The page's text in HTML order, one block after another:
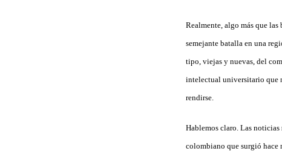
Realmente, algo más que
semejante batalla en una
tipo, viejas y nuevas, del
intelectual universitario que
rendirse.
Hablemos claro. Las
colombiano que surgió hace